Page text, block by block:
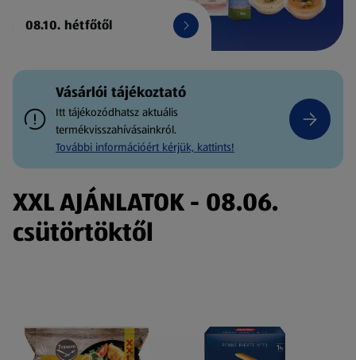
08.10. hétfőtől
Vásárlói tájékoztató
Itt tájékozódhatsz aktuális
termékvisszahívásainkról.
További információért kérjük, kattints!
XXL AJÁNLATOK - 08.06.
csütörtöktől